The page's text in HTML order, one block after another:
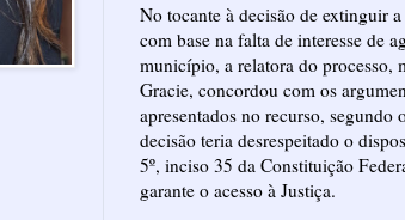
No tocante à decisão de extinguir
com base na falta de interesse de
município, a relatora do processo,
Gracie, concordou com os
apresentados no recurso, segundo
decisão teria desrespeitado o
5º, inciso 35 da Constituição
garante o acesso à Justiça.